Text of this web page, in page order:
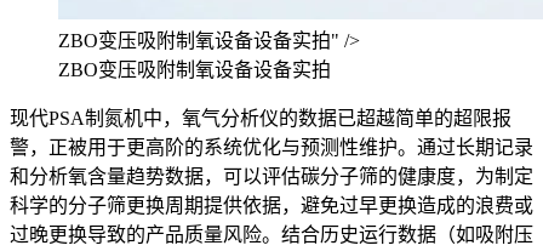
ZBO变压吸附制氧设备设备实拍" />
ZBO变压吸附制氧设备设备实拍
现代PSA制氮机中，氧气分析仪的数据已超越简单的超限报
警，正被用于更高阶的系统优化与预测性维护。通过长期记录
和分析氧含量趋势数据，可以评估碳分子筛的健康度，为制定
科学的分子筛更换周期提供依据，避免过早更换造成的浪费或
过晚更换导致的产品质量风险。结合历史运行数据（如吸附压